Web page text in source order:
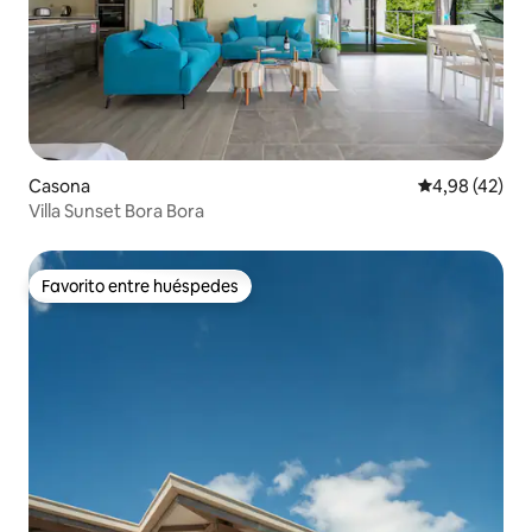
Casona Calificación
4,98 (42)
Villa Sunset Bora Bora
Favorito entre huéspedes
Favorito entre huéspedes